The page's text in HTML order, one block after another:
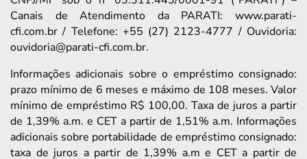
Canais de Atendimento da PARATI: www.parati-
cfi.com.br / Telefone: +55 (27) 2123-4777 / Ouvidoria:
ouvidoria@parati-cfi.com.br.
Informações adicionais sobre o empréstimo consignado:
prazo mínimo de 6 meses e máximo de 108 meses. Valor
mínimo de empréstimo R$ 100,00. Taxa de juros a partir
de 1,39% a.m. e CET a partir de 1,51% a.m. Informações
adicionais sobre portabilidade de empréstimo consignado:
taxa de juros a partir de 1,39% a.m e CET a partir de